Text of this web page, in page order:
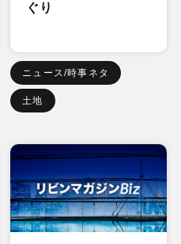
ぐり
ニュース/時事ネタ
土地